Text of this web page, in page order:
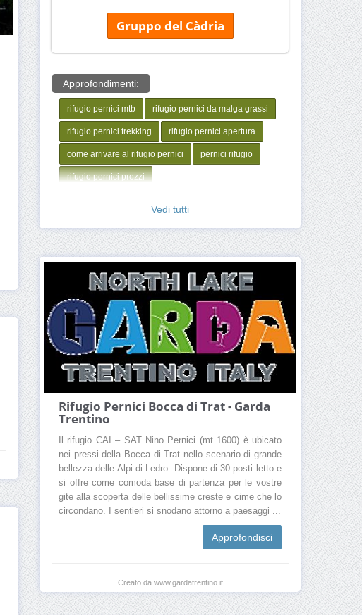
Gruppo del Càdria
Approfondimenti:
rifugio pernici mtb rifugio pernici da malga grassi
rifugio pernici trekking rifugio pernici apertura
come arrivare al rifugio pernici pernici rifugio
rifugio pernici prezzi
Vedi tutti
Rifugio Pernici Bocca di Trat - Garda
Trentino
Il rifugio CAI – SAT Nino Pernici (mt 1600) è ubicato
nei pressi della Bocca di Trat nello scenario di grande
bellezza delle Alpi di Ledro. Dispone di 30 posti letto e
si offre come comoda base di partenza per le vostre
gite alla scoperta delle bellissime creste e cime che lo
circondano. I sentieri si snodano attorno a paesaggi ...
Approfondisci
Creato da www.gardatrentino.it